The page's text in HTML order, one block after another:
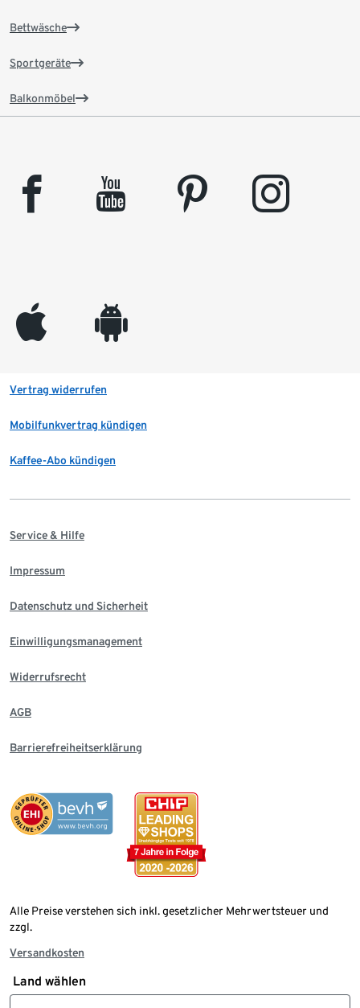
Bettwäsche
Sportgeräte
Balkonmöbel
facebook youtube pinterest instagram
appleinc android
Vertrag widerrufen
Mobilfunkvertrag kündigen
Kaffee-Abo kündigen
Service & Hilfe
Impressum
Datenschutz und Sicherheit
Einwilligungsmanagement
Widerrufsrecht
AGB
Barrierefreiheitserklärung
Alle Preise verstehen sich inkl. gesetzlicher Mehrwertsteuer und
zzgl.
Versandkosten
Land wählen